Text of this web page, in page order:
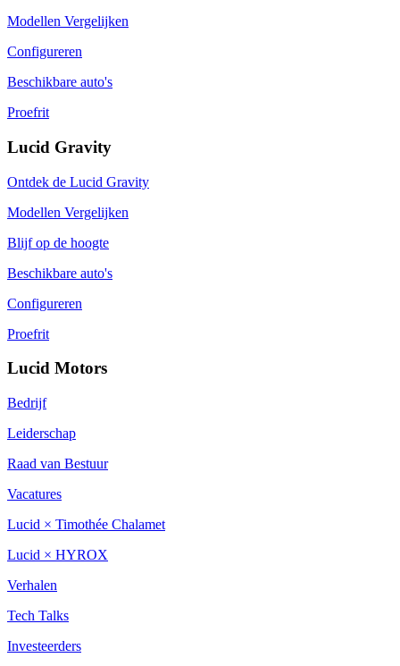
Modellen Vergelijken
Configureren
Beschikbare auto's
Proefrit
Lucid Gravity
Ontdek de Lucid Gravity
Modellen Vergelijken
Blijf op de hoogte
Beschikbare auto's
Configureren
Proefrit
Lucid Motors
Bedrijf
Leiderschap
Raad van Bestuur
Vacatures
Lucid × Timothée Chalamet
Lucid × HYROX
Verhalen
Tech Talks
Investeerders